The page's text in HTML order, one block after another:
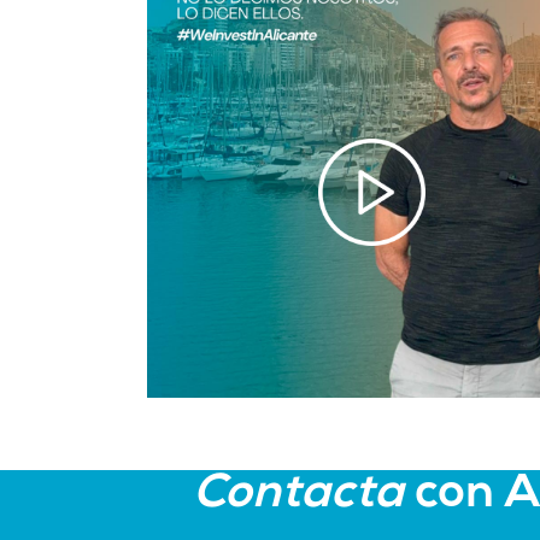
Contacta con